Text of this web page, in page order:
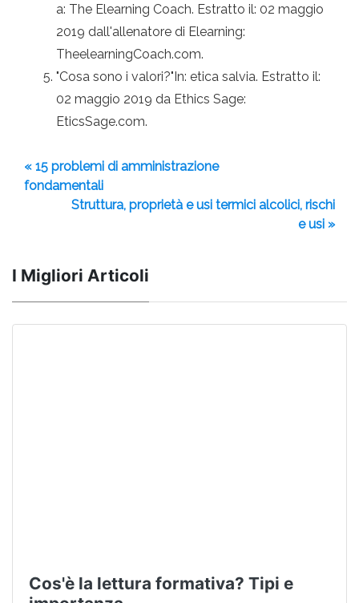
a: The Elearning Coach. Estratto il: 02 maggio
2019 dall'allenatore di Elearning:
TheelearningCoach.com.
"Cosa sono i valori?"In: etica salvia. Estratto il:
02 maggio 2019 da Ethics Sage:
EticsSage.com.
« 15 problemi di amministrazione
fondamentali
Struttura, proprietà e usi termici alcolici, rischi
e usi »
I Migliori Articoli
Cos'è la lettura formativa? Tipi e